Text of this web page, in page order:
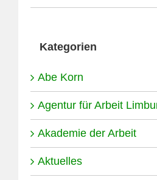
Kategorien
Abe Korn
Agentur für Arbeit
Akademie der Arbeit
Aktuelles